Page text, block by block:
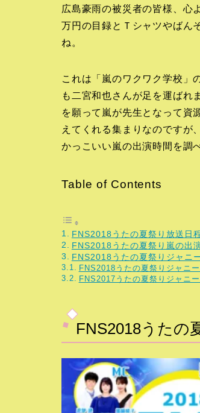
広島豪雨の被災者の皆様、心
万円の目録とＴシャツやばん
ね。
これは「嵐のワクワク学校」
も二宮和也さんが足を運ばれ
を願って嵐が先生となって資
えてくれる集まりなのですが
かっこいい嵐の出演時間を調
Table of Contents
FNS2018うたの夏祭り放送日
FNS2018うたの夏祭り嵐の出
FNS2018うたの夏祭りジャニ
FNS2018うたの夏祭りジャニ
FNS2017うたの夏祭りジャニ
FNS2018うたの